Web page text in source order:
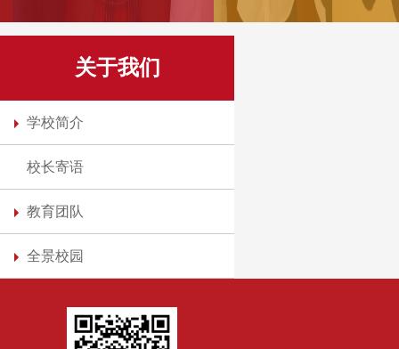
关于我们
学校简介
校长寄语
教育团队
全景校园